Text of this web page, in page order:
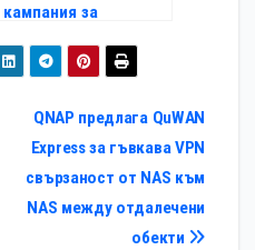
кампания за
на TP-Link с wi-fi 7
при много изгодни
QNAP предлага QuWAN
Express за гъвкава VPN
свързаност от NAS към
NAS между отдалечени
обекти